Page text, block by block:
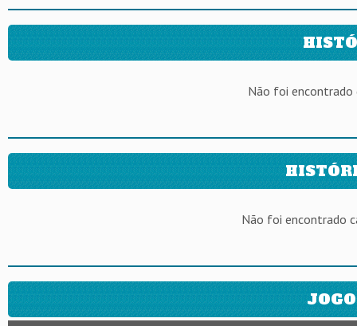
Não foi encontrado
Não foi encontrado